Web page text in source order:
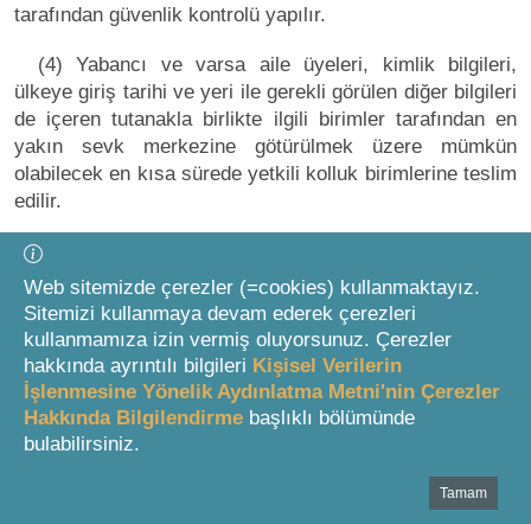
tarafından güvenlik kontrolü yapılır.
(4) Yabancı ve varsa aile üyeleri, kimlik bilgileri,
ülkeye giriş tarihi ve yeri ile gerekli görülen diğer bilgileri
de içeren tutanakla birlikte ilgili birimler tarafından en
yakın sevk merkezine götürülmek üzere mümkün
olabilecek en kısa sürede yetkili kolluk birimlerine teslim
edilir.
(5) Yabancılardan ülkemize şahsi taşıtlarıyla giriş
yapmak isteyenler, Ticaret Bakanlığınca belirlenecek
usul ve esaslara göre giriş yapar.
Değişik fıkra: Geçici Koruma Yönetmeliğinde
Değişiklik Yapılmasına Dair Yönetmelik
(R.G.-25/12/2019/30989) m.10
beraberinde getirebilecekleri eşyaların kaçakçılığa konu
Web sitemizde çerezler (=cookies) kullanmaktayız.
Sitemizi kullanmaya devam ederek çerezleri
kullanmamıza izin vermiş oluyorsunuz. Çerezler
hakkında ayrıntılı bilgileri Kişisel Verilerin
İşlenmesine Yönelik Aydınlatma Metni'nin Çerezler
Hakkında Bilgilendirme başlıklı bölümünde
bulabilirsiniz.
Tamam